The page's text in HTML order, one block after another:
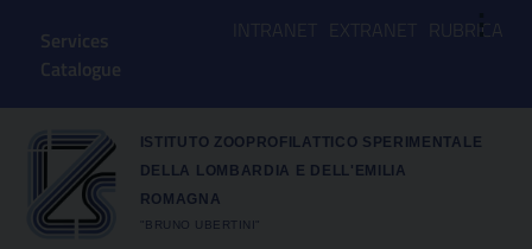
⋮
Services
Catalogue
INTRANET EXTRANET RUBRICA
ISTITUTO ZOOPROFILATTICO SPERIMENTALE
DELLA LOMBARDIA E DELL'EMILIA
ROMAGNA
"BRUNO UBERTINI"